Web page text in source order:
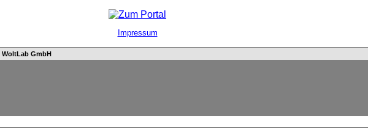
Impressum
WoltLab GmbH